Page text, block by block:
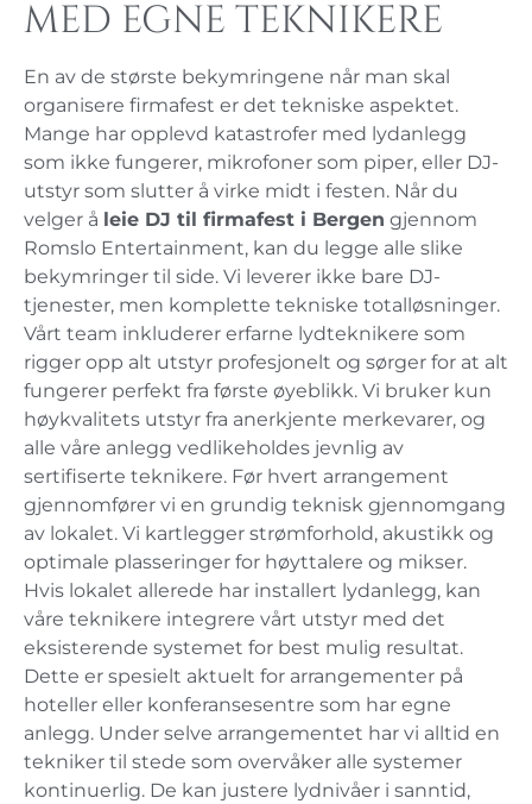
med egne teknikere
En av de største bekymringene når man skal
organisere firmafest er det tekniske aspektet.
Mange har opplevd katastrofer med lydanlegg
som ikke fungerer, mikrofoner som piper, eller DJ-
utstyr som slutter å virke midt i festen. Når du
velger å leie DJ til firmafest i Bergen gjennom
Romslo Entertainment, kan du legge alle slike
bekymringer til side. Vi leverer ikke bare DJ-
tjenester, men komplette tekniske totalløsninger.
Vårt team inkluderer erfarne lydteknikere som
rigger opp alt utstyr profesjonelt og sørger for at alt
fungerer perfekt fra første øyeblikk. Vi bruker kun
høykvalitets utstyr fra anerkjente merkevarer, og
alle våre anlegg vedlikeholdes jevnlig av
sertifiserte teknikere. Før hvert arrangement
gjennomfører vi en grundig teknisk gjennomgang
av lokalet. Vi kartlegger strømforhold, akustikk og
optimale plasseringer for høyttalere og mikser.
Hvis lokalet allerede har installert lydanlegg, kan
våre teknikere integrere vårt utstyr med det
eksisterende systemet for best mulig resultat.
Dette er spesielt aktuelt for arrangementer på
hoteller eller konferansesentre som har egne
anlegg. Under selve arrangementet har vi alltid en
tekniker til stede som overvåker alle systemer
kontinuerlig. De kan justere lydnivåer i sanntid,